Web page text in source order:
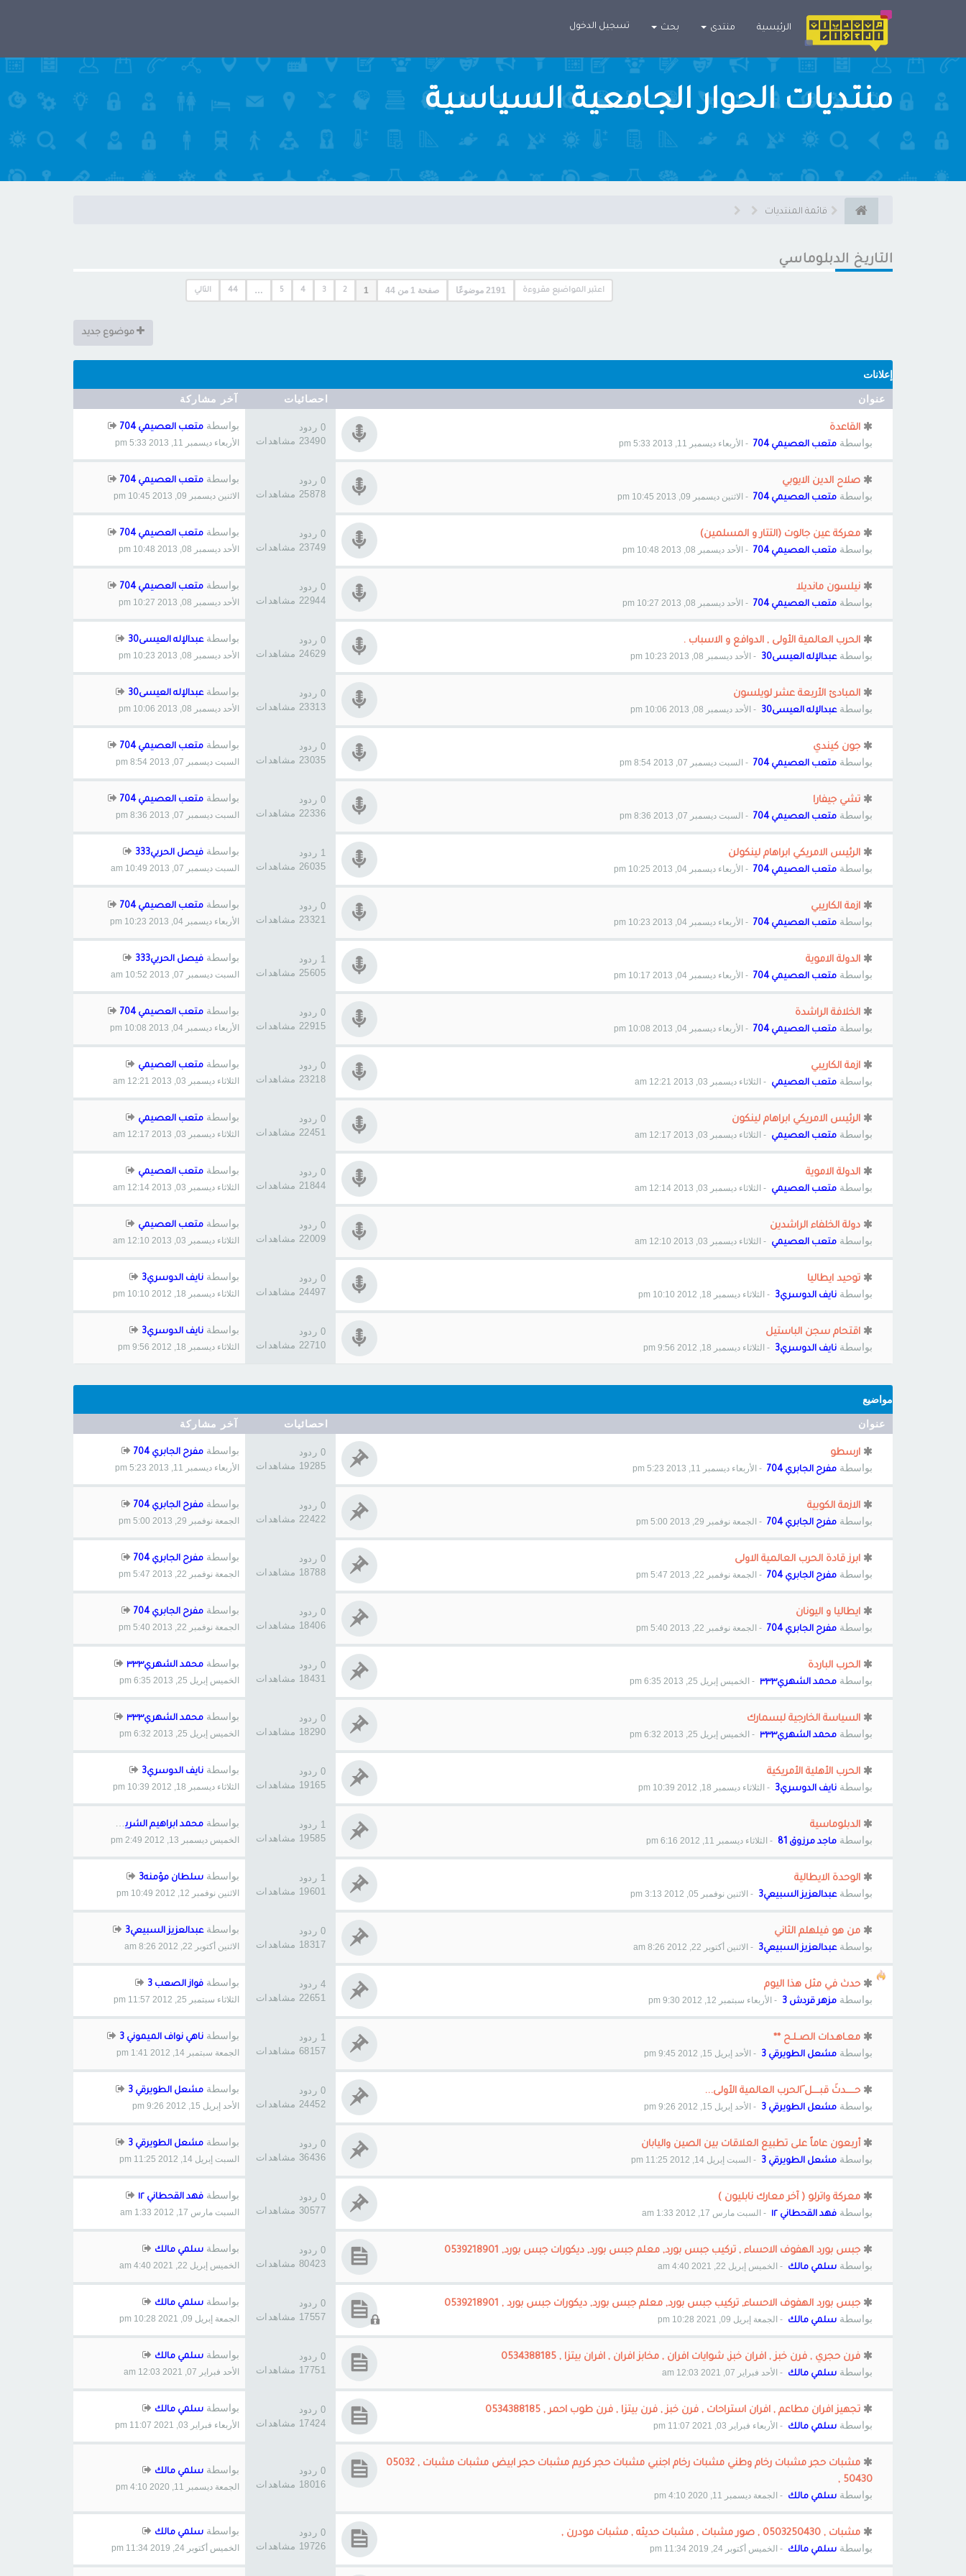
الرئيسية منتدى بحث تسجيل الدخول
منتديات الحوار الجامعية السياسية
قائمة المنتديات
التاريخ الدبلوماسي
اعتبر المواضيع مقروءة 2191 موضوعًا صفحة 1 من 44
1
2
3
4
5
…
44 التالي
موضوع جديد
إعلانات
عنوان احصائيات آخر مشاركة
القاعدة
بواسطة متعب العصيمي 704 - الأربعاء ديسمبر 11, 2013 5:33 pm
0 ردود
23490 مشاهدات
بواسطة متعب العصيمي 704
الأربعاء ديسمبر 11, 2013 5:33 pm
صلاح الدين الايوبي
بواسطة متعب العصيمي 704 - الاثنين ديسمبر 09, 2013 10:45 pm
0 ردود
25878 مشاهدات
بواسطة متعب العصيمي 704
الاثنين ديسمبر 09, 2013 10:45 pm
معركة عين جالوت (التتار و المسلمين)
بواسطة متعب العصيمي 704 - الأحد ديسمبر 08, 2013 10:48 pm
0 ردود
23749 مشاهدات
بواسطة متعب العصيمي 704
الأحد ديسمبر 08, 2013 10:48 pm
نيلسون مانديلا
بواسطة متعب العصيمي 704 - الأحد ديسمبر 08, 2013 10:27 pm
0 ردود
22944 مشاهدات
بواسطة متعب العصيمي 704
الأحد ديسمبر 08, 2013 10:27 pm
الحرب العالمية الأولى , الدوافع و الاسباب .
بواسطةعبدالإله العيسى30 - الأحد ديسمبر 08, 2013 10:23 pm
0 ردود
24629 مشاهدات
بواسطةعبدالإله العيسى30
الأحد ديسمبر 08, 2013 10:23 pm
المبادئ الأربعة عشر لويلسون
بواسطةعبدالإله العيسى30 - الأحد ديسمبر 08, 2013 10:06 pm
0 ردود
23313 مشاهدات
بواسطةعبدالإله العيسى30
الأحد ديسمبر 08, 2013 10:06 pm
جون كيندي
بواسطة متعب العصيمي 704 - السبت ديسمبر 07, 2013 8:54 pm
0 ردود
23035 مشاهدات
بواسطة متعب العصيمي 704
السبت ديسمبر 07, 2013 8:54 pm
تشي جيفارا
بواسطة متعب العصيمي 704 - السبت ديسمبر 07, 2013 8:36 pm
0 ردود
22336 مشاهدات
بواسطة متعب العصيمي 704
السبت ديسمبر 07, 2013 8:36 pm
الرئيس الامريكي ابراهام لينكولن
بواسطة متعب العصيمي 704 - الأربعاء ديسمبر 04, 2013 10:25 pm
1 ردود
26035 مشاهدات
بواسطة فيصل الحربي333
السبت ديسمبر 07, 2013 10:49 am
ازمة الكاريبي
بواسطة متعب العصيمي 704 - الأربعاء ديسمبر 04, 2013 10:23 pm
0 ردود
23321 مشاهدات
بواسطة متعب العصيمي 704
الأربعاء ديسمبر 04, 2013 10:23 pm
الدولة الاموية
بواسطة متعب العصيمي 704 - الأربعاء ديسمبر 04, 2013 10:17 pm
1 ردود
25605 مشاهدات
بواسطة فيصل الحربي333
السبت ديسمبر 07, 2013 10:52 am
الخلافة الراشدة
بواسطة متعب العصيمي 704 - الأربعاء ديسمبر 04, 2013 10:08 pm
0 ردود
22915 مشاهدات
بواسطة متعب العصيمي 704
الأربعاء ديسمبر 04, 2013 10:08 pm
ازمة الكاريبي
بواسطة متعب العصيمي - الثلاثاء ديسمبر 03, 2013 12:21 am
0 ردود
23218 مشاهدات
بواسطة متعب العصيمي
الثلاثاء ديسمبر 03, 2013 12:21 am
الرئيس الامريكي ابراهام لينكون
بواسطة متعب العصيمي - الثلاثاء ديسمبر 03, 2013 12:17 am
0 ردود
22451 مشاهدات
بواسطة متعب العصيمي
الثلاثاء ديسمبر 03, 2013 12:17 am
الدولة الاموية
بواسطة متعب العصيمي - الثلاثاء ديسمبر 03, 2013 12:14 am
0 ردود
21844 مشاهدات
بواسطة متعب العصيمي
الثلاثاء ديسمبر 03, 2013 12:14 am
دولة الخلفاء الراشدين
بواسطة متعب العصيمي - الثلاثاء ديسمبر 03, 2013 12:10 am
0 ردود
22009 مشاهدات
بواسطة متعب العصيمي
الثلاثاء ديسمبر 03, 2013 12:10 am
توحيد ايطاليا
بواسطة نايف الدوسري3 - الثلاثاء ديسمبر 18, 2012 10:10 pm
0 ردود
24497 مشاهدات
بواسطة نايف الدوسري3
الثلاثاء ديسمبر 18, 2012 10:10 pm
اقتحام سجن الباستيل
بواسطة نايف الدوسري3 - الثلاثاء ديسمبر 18, 2012 9:56 pm
0 ردود
22710 مشاهدات
بواسطة نايف الدوسري3
الثلاثاء ديسمبر 18, 2012 9:56 pm
مواضيع
عنوان احصائيات آخر مشاركة
ارسطو
بواسطة مفرح الجابري 704 - الأربعاء ديسمبر 11, 2013 5:23 pm
0 ردود
19285 مشاهدات
بواسطة مفرح الجابري 704
الأربعاء ديسمبر 11, 2013 5:23 pm
الازمة الكوبية
بواسطة مفرح الجابري 704 - الجمعة نوفمبر 29, 2013 5:00 pm
0 ردود
22422 مشاهدات
بواسطة مفرح الجابري 704
الجمعة نوفمبر 29, 2013 5:00 pm
ابرز قادة الحرب العالمية الاولى
بواسطة مفرح الجابري 704 - الجمعة نوفمبر 22, 2013 5:47 pm
0 ردود
18788 مشاهدات
بواسطة مفرح الجابري 704
الجمعة نوفمبر 22, 2013 5:47 pm
ايطاليا و اليونان
بواسطة مفرح الجابري 704 - الجمعة نوفمبر 22, 2013 5:40 pm
0 ردود
18406 مشاهدات
بواسطة مفرح الجابري 704
الجمعة نوفمبر 22, 2013 5:40 pm
الحرب الباردة
بواسطة محمد الشهري٣٣٣ - الخميس إبريل 25, 2013 6:35 pm
0 ردود
18431 مشاهدات
بواسطة محمد الشهري٣٣٣
الخميس إبريل 25, 2013 6:35 pm
السياسة الخارجية لبسمارك
بواسطة محمد الشهري٣٣٣ - الخميس إبريل 25, 2013 6:32 pm
0 ردود
18290 مشاهدات
بواسطة محمد الشهري٣٣٣
الخميس إبريل 25, 2013 6:32 pm
الحرب الأهلية الأمريكية
بواسطة نايف الدوسري3 - الثلاثاء ديسمبر 18, 2012 10:39 pm
0 ردود
19165 مشاهدات
بواسطة نايف الدوسري3
الثلاثاء ديسمبر 18, 2012 10:39 pm
الدبلوماسية
بواسطة ماجد مرزوق 81 - الثلاثاء ديسمبر 11, 2012 6:16 pm
1 ردود
19585 مشاهدات
بواسطة محمد ابراهيم الشريف3
الخميس ديسمبر 13, 2012 2:49 pm
الوحدة الايطالية
بواسطةعبدالعزيز السبيعي3 - الاثنين نوفمبر 05, 2012 3:13 pm
1 ردود
19601 مشاهدات
بواسطة سلطان مؤمنه3
الاثنين نوفمبر 12, 2012 10:49 pm
من هو فيلهلم الثاني
بواسطةعبدالعزيز السبيعي3 - الاثنين أكتوبر 22, 2012 8:26 am
0 ردود
18317 مشاهدات
بواسطةعبدالعزيز السبيعي3
الاثنين أكتوبر 22, 2012 8:26 am
حدث في مثل هذا اليوم
بواسطة مزهر قردش 3 - الأربعاء سبتمبر 12, 2012 9:30 pm
4 ردود
22651 مشاهدات
بواسطة فواز الصعب 3
الثلاثاء سبتمبر 25, 2012 11:57 pm
معـاهـدات الصــلـح **
بواسطة مشعل الطويرقي 3 - الأحد إبريل 15, 2012 9:45 pm
1 ردود
68157 مشاهدات
بواسطة ناهي نواف الميموني 3
الجمعة سبتمبر 14, 2012 1:41 pm
حــــــدثَ قبـــــل َالحرب العالمية الأولى...
بواسطة مشعل الطويرقي 3 - الأحد إبريل 15, 2012 9:26 pm
0 ردود
24452 مشاهدات
بواسطة مشعل الطويرقي 3
الأحد إبريل 15, 2012 9:26 pm
أربعون عاماً على تطبيع العلاقات بين الصين واليابان
بواسطة مشعل الطويرقي 3 - السبت إبريل 14, 2012 11:25 pm
0 ردود
36436 مشاهدات
بواسطة مشعل الطويرقي 3
السبت إبريل 14, 2012 11:25 pm
معركة واترلو ( آخر معارك نابليون )
بواسطة فهد القحطاني ١٢ - السبت مارس 17, 2012 1:33 am
0 ردود
30577 مشاهدات
بواسطة فهد القحطاني ١٢
السبت مارس 17, 2012 1:33 am
جبس بورد الهفوف الاحساء , تركيب جبس بورد, معلم جبس بورد, ديكورات جبس بورد, 0539218901
بواسطة سلمي مالك - الخميس إبريل 22, 2021 4:40 am
0 ردود
80423 مشاهدات
بواسطة سلمي مالك
الخميس إبريل 22, 2021 4:40 am
جبس بورد الهفوف الاحساء, تركيب جبس بورد, معلم جبس بورد, ديكورات جبس بورد , 0539218901
بواسطة سلمي مالك - الجمعة إبريل 09, 2021 10:28 pm
0 ردود
17557 مشاهدات
بواسطة سلمي مالك
الجمعة إبريل 09, 2021 10:28 pm
فرن حجري , فرن خبز , افران خبز, شوايات افران , مخابز افران , افران بيتزا , 0534388185
بواسطة سلمي مالك - الأحد فبراير 07, 2021 12:03 am
0 ردود
17751 مشاهدات
بواسطة سلمي مالك
الأحد فبراير 07, 2021 12:03 am
تجهيز افران مطاعم , افران استراحات , فرن خبز , فرن بيتزا , فرن طوب احمر , 0534388185
بواسطة سلمي مالك - الأربعاء فبراير 03, 2021 11:07 pm
0 ردود
17424 مشاهدات
بواسطة سلمي مالك
الأربعاء فبراير 03, 2021 11:07 pm
مشبات حجر مشبات رخام وطني مشبات رخام اجنبي مشبات حجر كريم مشبات حجر ابيض مشبات مشبات , 05032
50430 ,
بواسطة سلمي مالك - الجمعة ديسمبر 11, 2020 4:10 pm
0 ردود
18016 مشاهدات
بواسطة سلمي مالك
الجمعة ديسمبر 11, 2020 4:10 pm
مشبات , 0503250430 , صور مشبات , مشبات حديثه , مشبات مودرن ,
بواسطة سلمي مالك - الخميس أكتوبر 24, 2019 11:34 pm
0 ردود
19726 مشاهدات
بواسطة سلمي مالك
الخميس أكتوبر 24, 2019 11:34 pm